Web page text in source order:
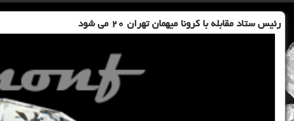
رئیس ستاد مقابله با كرونا میهمان تهران ۲۰ می شود